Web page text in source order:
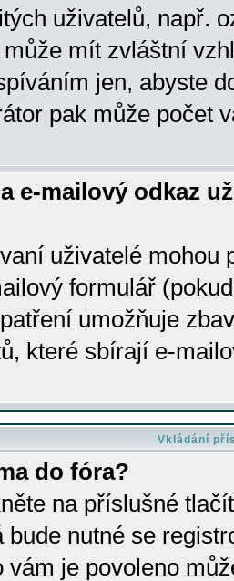
uživatelů, např.
mít zvláštní
jen, abyste
pak může počet
e-mailový odkaz
uživatelé mohou
formulář
umožňuje
které sbírají e-
Vkládání
do fóra?
na příslušné
bude nutné se
vám je povoleno